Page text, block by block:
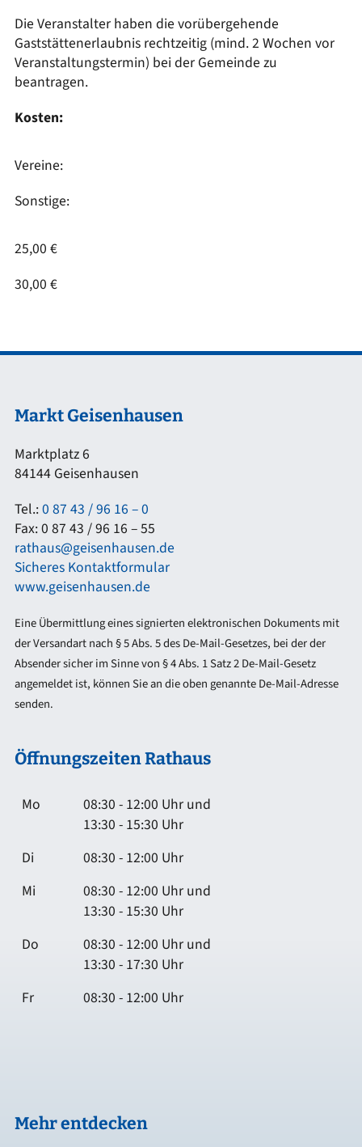
Die Veranstalter haben die vorübergehende
Gaststättenerlaubnis rechtzeitig (mind. 2 Wochen vor
Veranstaltungstermin) bei der Gemeinde zu
beantragen.
Kosten:
Vereine:
Sonstige:
25,00 €
30,00 €
Markt Geisenhausen
Marktplatz 6
84144 Geisenhausen
Tel.:0 87 43 / 96 16 – 0
Fax: 0 87 43 / 96 16 – 55
rathaus@geisenhausen.de
Sicheres Kontaktformular
www.geisenhausen.de
Eine Übermittlung eines signierten elektronischen Dokuments mit
der Versandart nach § 5 Abs. 5 des De-Mail-Gesetzes, bei der der
Absender sicher im Sinne von § 4 Abs. 1 Satz 2 De-Mail-Gesetz
angemeldet ist, können Sie an die oben genannte De-Mail-Adresse
senden.
Öffnungszeiten Rathaus
Mo
08:30 - 12:00 Uhr und
13:30 - 15:30 Uhr
Di
08:30 - 12:00 Uhr
Mi
08:30 - 12:00 Uhr und
13:30 - 15:30 Uhr
Do
08:30 - 12:00 Uhr und
13:30 - 17:30 Uhr
Fr
08:30 - 12:00 Uhr
Mehr entdecken